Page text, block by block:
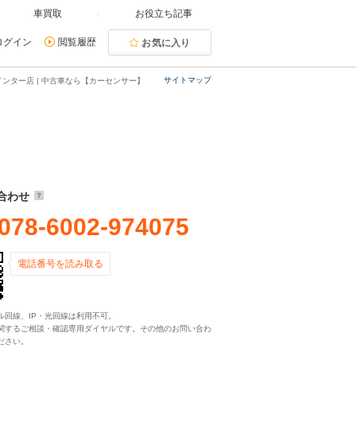
車買取 お役立ち記事
グイン 閲覧履歴 お気に入り
サイトマップ
ター店 | 中古車なら【カーセンサー】
わせ
6002-974075
電話番号を読み取る
線、IP・光回線は利用不可。
するご相談・確認専用ダイヤルです。その他のお問い合わ
さい。